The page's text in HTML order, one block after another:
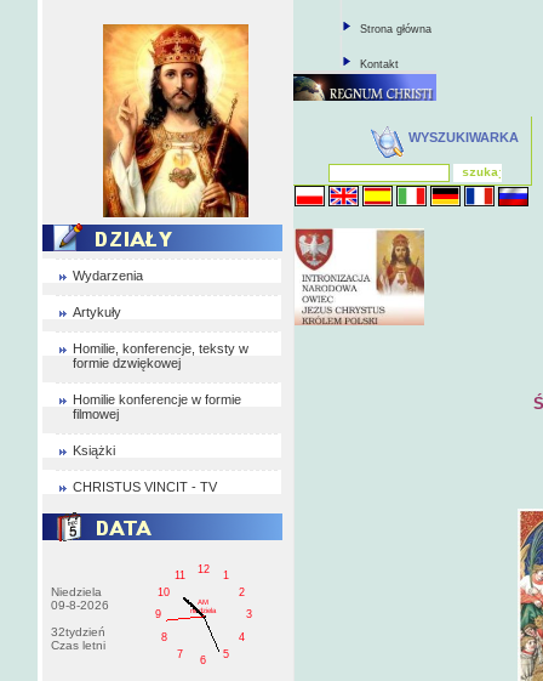
Wydarzenia
Artykuły
Homilie, konferencje, teksty w
formie dzwiękowej
Homilie konferencje w formie
filmowej
Książki
CHRISTUS VINCIT - TV
Niedziela
09-8-2026
32tydzień
Czas letni
1
2
3
4
5
6
7
8
9
10
11
12
AM
niedziela
Strona główna
Kontakt
WYSZUKIWARKA